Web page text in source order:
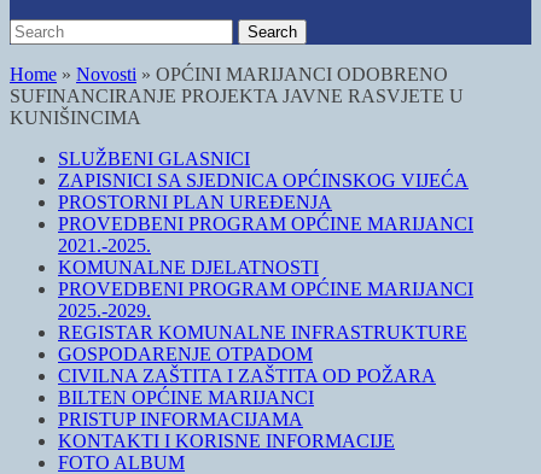
Search
for:
Search
Home » Novosti » OPĆINI MARIJANCI ODOBRENO
SUFINANCIRANJE PROJEKTA JAVNE RASVJETE U
KUNIŠINCIMA
SLUŽBENI GLASNICI
ZAPISNICI SA SJEDNICA OPĆINSKOG VIJEĆA
PROSTORNI PLAN UREĐENJA
PROVEDBENI PROGRAM OPĆINE MARIJANCI
2021.-2025.
KOMUNALNE DJELATNOSTI
PROVEDBENI PROGRAM OPĆINE MARIJANCI
2025.-2029.
REGISTAR KOMUNALNE INFRASTRUKTURE
GOSPODARENJE OTPADOM
CIVILNA ZAŠTITA I ZAŠTITA OD POŽARA
BILTEN OPĆINE MARIJANCI
PRISTUP INFORMACIJAMA
KONTAKTI I KORISNE INFORMACIJE
FOTO ALBUM